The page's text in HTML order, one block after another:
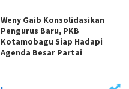
Weny Gaib Konsolidasikan
Pengurus Baru, PKB
Kotamobagu Siap Hadapi
Agenda Besar Partai